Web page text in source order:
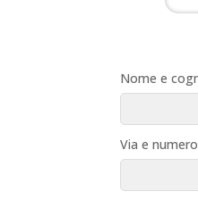
Nome e
Via e